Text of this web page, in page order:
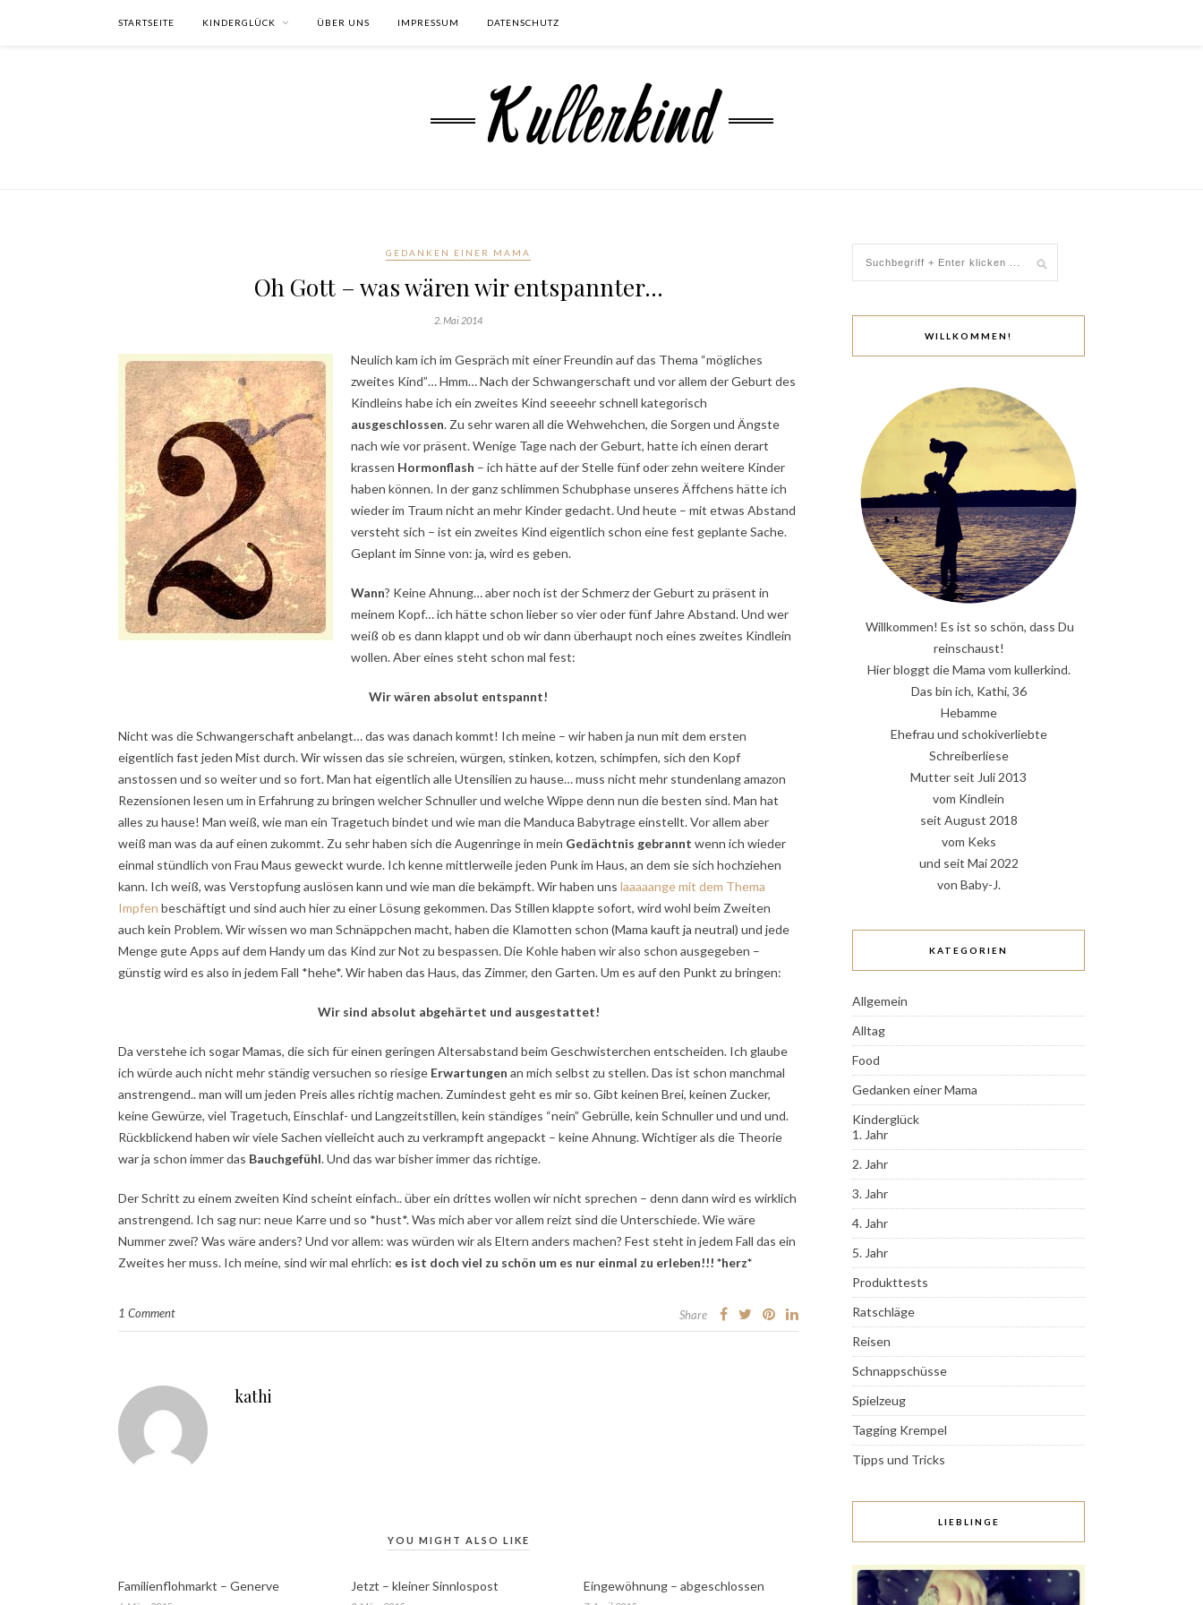
STARTSEITE KINDERGLÜCK ÜBER UNS IMPRESSUM DATENSCHUTZ
GEDANKEN EINER MAMA
Oh Gott – was wären wir entspannter…
2. Mai 2014
Neulich kam ich im Gespräch mit einer Freundin auf das Thema “mögliches
zweites Kind”… Hmm… Nach der Schwangerschaft und vor allem der Geburt des
Kindleins habe ich ein zweites Kind seeeehr schnell kategorisch
ausgeschlossen. Zu sehr waren all die Wehwehchen, die Sorgen und Ängste
nach wie vor präsent. Wenige Tage nach der Geburt, hatte ich einen derart
krassen Hormonflash – ich hätte auf der Stelle fünf oder zehn weitere Kinder
haben können. In der ganz schlimmen Schubphase unseres Äffchens hätte ich
wieder im Traum nicht an mehr Kinder gedacht. Und heute – mit etwas Abstand
versteht sich – ist ein zweites Kind eigentlich schon eine fest geplante Sache.
Geplant im Sinne von: ja, wird es geben.
Wann? Keine Ahnung… aber noch ist der Schmerz der Geburt zu präsent in
meinem Kopf… ich hätte schon lieber so vier oder fünf Jahre Abstand. Und wer
weiß ob es dann klappt und ob wir dann überhaupt noch eines zweites Kindlein
wollen. Aber eines steht schon mal fest:
Wir wären absolut entspannt!
Nicht was die Schwangerschaft anbelangt… das was danach kommt! Ich meine – wir haben ja nun mit dem ersten
eigentlich fast jeden Mist durch. Wir wissen das sie schreien, würgen, stinken, kotzen, schimpfen, sich den Kopf
anstossen und so weiter und so fort. Man hat eigentlich alle Utensilien zu hause… muss nicht mehr stundenlang amazon
Rezensionen lesen um in Erfahrung zu bringen welcher Schnuller und welche Wippe denn nun die besten sind. Man hat
alles zu hause! Man weiß, wie man ein Tragetuch bindet und wie man die Manduca Babytrage einstellt. Vor allem aber
weiß man was da auf einen zukommt. Zu sehr haben sich die Augenringe in mein Gedächtnis gebrannt wenn ich wieder
einmal stündlich von Frau Maus geweckt wurde. Ich kenne mittlerweile jeden Punk im Haus, an dem sie sich hochziehen
kann. Ich weiß, was Verstopfung auslösen kann und wie man die bekämpft. Wir haben uns laaaaange mit dem Thema
Impfen beschäftigt und sind auch hier zu einer Lösung gekommen. Das Stillen klappte sofort, wird wohl beim Zweiten
auch kein Problem. Wir wissen wo man Schnäppchen macht, haben die Klamotten schon (Mama kauft ja neutral) und jede
Menge gute Apps auf dem Handy um das Kind zur Not zu bespassen. Die Kohle haben wir also schon ausgegeben –
günstig wird es also in jedem Fall *hehe*. Wir haben das Haus, das Zimmer, den Garten. Um es auf den Punkt zu bringen:
Wir sind absolut abgehärtet und ausgestattet!
Da verstehe ich sogar Mamas, die sich für einen geringen Altersabstand beim Geschwisterchen entscheiden. Ich glaube
ich würde auch nicht mehr ständig versuchen so riesige Erwartungen an mich selbst zu stellen. Das ist schon manchmal
anstrengend.. man will um jeden Preis alles richtig machen. Zumindest geht es mir so. Gibt keinen Brei, keinen Zucker,
keine Gewürze, viel Tragetuch, Einschlaf- und Langzeitstillen, kein ständiges “nein” Gebrülle, kein Schnuller und und und.
Rückblickend haben wir viele Sachen vielleicht auch zu verkrampft angepackt – keine Ahnung. Wichtiger als die Theorie
war ja schon immer das Bauchgefühl. Und das war bisher immer das richtige.
Der Schritt zu einem zweiten Kind scheint einfach.. über ein drittes wollen wir nicht sprechen – denn dann wird es wirklich
anstrengend. Ich sag nur: neue Karre und so *hust*. Was mich aber vor allem reizt sind die Unterschiede. Wie wäre
Nummer zwei? Was wäre anders? Und vor allem: was würden wir als Eltern anders machen? Fest steht in jedem Fall das ein
Zweites her muss. Ich meine, sind wir mal ehrlich: es ist doch viel zu schön um es nur einmal zu erleben!!! *herz*
1 Comment Share
kathi
YOU MIGHT ALSO LIKE
Familienflohmarkt – Generve Jetzt – kleiner Sinnlospost Eingewöhnung – abgeschlossen
WILLKOMMEN!
Willkommen! Es ist so schön, dass Du
reinschaust!
Hier bloggt die Mama vom kullerkind.
Das bin ich, Kathi, 36
Hebamme
Ehefrau und schokiverliebte
Schreiberliese
Mutter seit Juli 2013
vom Kindlein
seit August 2018
vom Keks
und seit Mai 2022
von Baby-J.
KATEGORIEN
Allgemein
Alltag
Food
Gedanken einer Mama
Kinderglück
1. Jahr
2. Jahr
3. Jahr
4. Jahr
5. Jahr
Produkttests
Ratschläge
Reisen
Schnappschüsse
Spielzeug
Tagging Krempel
Tipps und Tricks
LIEBLINGE